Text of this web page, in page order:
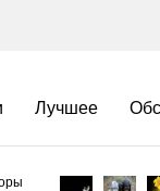
Лучшее